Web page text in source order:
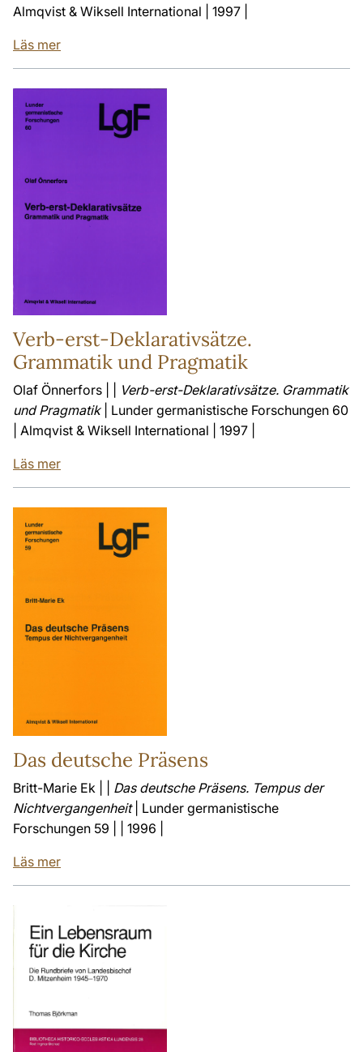
Almqvist & Wiksell International | 1997 |
Läs mer
Verb-erst-Deklarativsätze.
Grammatik und Pragmatik
Olaf Önnerfors | |
Verb-erst-Deklarativsätze. Grammatik
und Pragmatik| Lunder germanistische Forschungen 60
| Almqvist & Wiksell International | 1997 |
Läs mer
Das deutsche Präsens
Britt-Marie Ek | | Das deutsche Präsens. Tempus der
Nichtvergangenheit| Lunder germanistische
Forschungen 59 | | 1996 |
Läs mer